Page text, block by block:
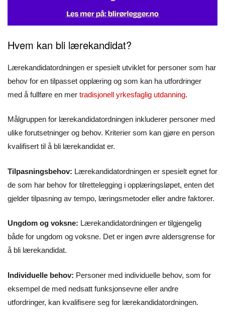
Hvem kan bli lærekandidat?
Lærekandidatordningen er spesielt utviklet for personer som har
behov for en tilpasset opplæring og som kan ha utfordringer
med å fullføre en mer tradisjonell yrkesfaglig utdanning.
Målgruppen for lærekandidatordningen inkluderer personer med
ulike forutsetninger og behov. Kriterier som kan gjøre en person
kvalifisert til å bli lærekandidat er.
Tilpasningsbehov: Lærekandidatordningen er spesielt egnet for
de som har behov for tilrettelegging i opplæringsløpet, enten det
gjelder tilpasning av tempo, læringsmetoder eller andre faktorer.
Ungdom og voksne: Lærekandidatordningen er tilgjengelig
både for ungdom og voksne. Det er ingen øvre aldersgrense for
å bli lærekandidat.
Individuelle behov: Personer med individuelle behov, som for
eksempel de med nedsatt funksjonsevne eller andre
utfordringer, kan kvalifisere seg for lærekandidatordningen.